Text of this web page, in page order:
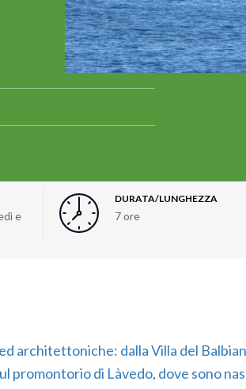
e
DURATA/LUNGHEZZA
7 ore
architettoniche: dalla Villa del
promontorio di Làvedo, dove sono